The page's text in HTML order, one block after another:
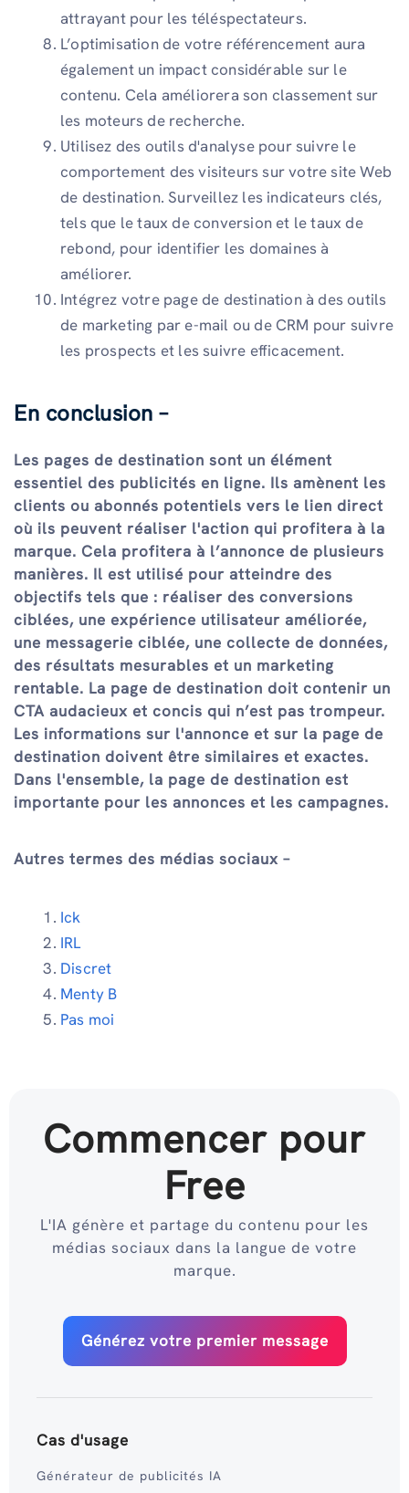
attrayant pour les téléspectateurs.
L’optimisation de votre référencement aura
également un impact considérable sur le
contenu. Cela améliorera son classement sur
les moteurs de recherche.
Utilisez des outils d'analyse pour suivre le
comportement des visiteurs sur votre site Web
de destination. Surveillez les indicateurs clés,
tels que le taux de conversion et le taux de
rebond, pour identifier les domaines à
améliorer.
Intégrez votre page de destination à des outils
de marketing par e-mail ou de CRM pour suivre
les prospects et les suivre efficacement.
En conclusion –
Les pages de destination sont un élément
essentiel des publicités en ligne. Ils amènent les
clients ou abonnés potentiels vers le lien direct
où ils peuvent réaliser l'action qui profitera à la
marque. Cela profitera à l’annonce de plusieurs
manières. Il est utilisé pour atteindre des
objectifs tels que : réaliser des conversions
ciblées, une expérience utilisateur améliorée,
une messagerie ciblée, une collecte de données,
des résultats mesurables et un marketing
rentable. La page de destination doit contenir un
CTA audacieux et concis qui n’est pas trompeur.
Les informations sur l'annonce et sur la page de
destination doivent être similaires et exactes.
Dans l'ensemble, la page de destination est
importante pour les annonces et les campagnes.
Autres termes des médias sociaux –
Ick
IRL
Discret
Menty B
Pas moi
Commencer pour
Free
L'IA génère et partage du contenu pour les
médias sociaux dans la langue de votre
marque.
Générez votre premier message
Cas d'usage
Générateur de publicités IA